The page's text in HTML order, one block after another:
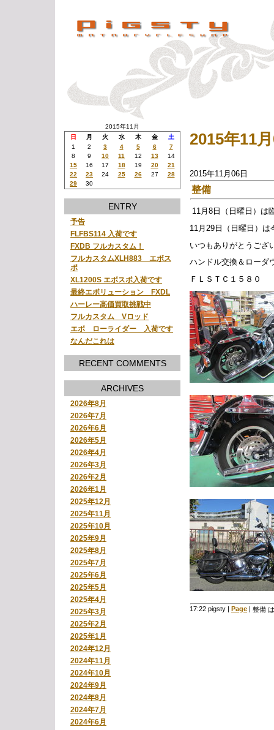
2015年11月
日
月 火 水 木 金
土
1
2 3 4 5 6
7
8
9 10 11 12 13
14
15
16 17 18 19 20
21
22
23 24 25 26 27
28
29
30
ENTRY
予告
FLFBS114 入荷です
FXDB フルカスタム！
フルカスタムXLH883 エボス
ポ
XL1200S エボスポ入荷です
最終エボリューション FXDL
ハーレー高価買取挑戦中
フルカスタム Vロッド
エボ ローライダー 入荷です
なんだこれは
RECENT COMMENTS
ARCHIVES
2026年8月
2026年7月
2026年6月
2026年5月
2026年4月
2026年3月
2026年2月
2026年1月
2025年12月
2025年11月
2025年10月
2025年9月
2025年8月
2025年7月
2025年6月
2025年5月
2025年4月
2025年3月
2025年2月
2025年1月
2024年12月
2024年11月
2024年10月
2024年9月
2024年8月
2024年7月
2024年6月
2015年11
2015年11月06日
整備
11月8日（日曜日）は
11月29日（日曜日）
いつもありがとうござ
ハンドル交換＆ロー
ＦＬＳＴＣ１５８０
17:22 pigsty | Page | 整備 は